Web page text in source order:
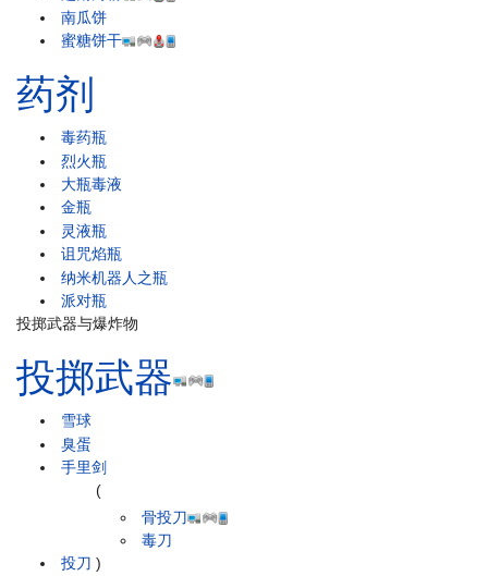
南瓜饼
蜜糖饼干
药剂
毒药瓶
烈火瓶
大瓶毒液
金瓶
灵液瓶
诅咒焰瓶
纳米机器人之瓶
派对瓶
投掷武器与爆炸物
投掷武器
雪球
臭蛋
手里剑
投刀
(
骨投刀
毒刀
)